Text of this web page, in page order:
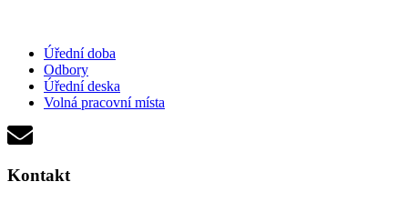
Úřední doba
Odbory
Úřední deska
Volná pracovní místa
Kontakt